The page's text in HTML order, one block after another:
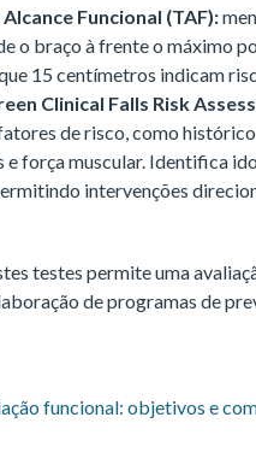
Funcional (TAF):
o braço à frente o máximo
15 centímetros indicam
Clinical Falls Risk
de risco, como
e força muscular. Identifica
intervenções
testes permite uma
de programas de
funcional: objetivos e